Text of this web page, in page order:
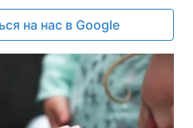
на нас в Google